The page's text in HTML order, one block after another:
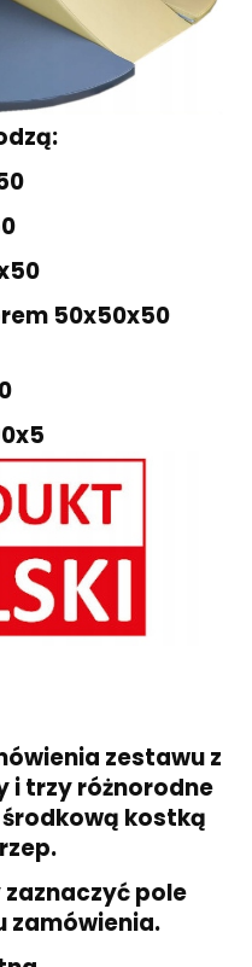
50x50x50
zestawu z
i trzy różnorodne
środkową kostką
pole
zamówienia.